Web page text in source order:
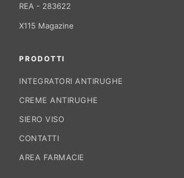
REA - 283622
X115 Magazine
PRODOTTI
INTEGRATORI ANTIRUGHE
CREME ANTIRUGHE
SIERO VISO
CONTATTI
AREA FARMACIE